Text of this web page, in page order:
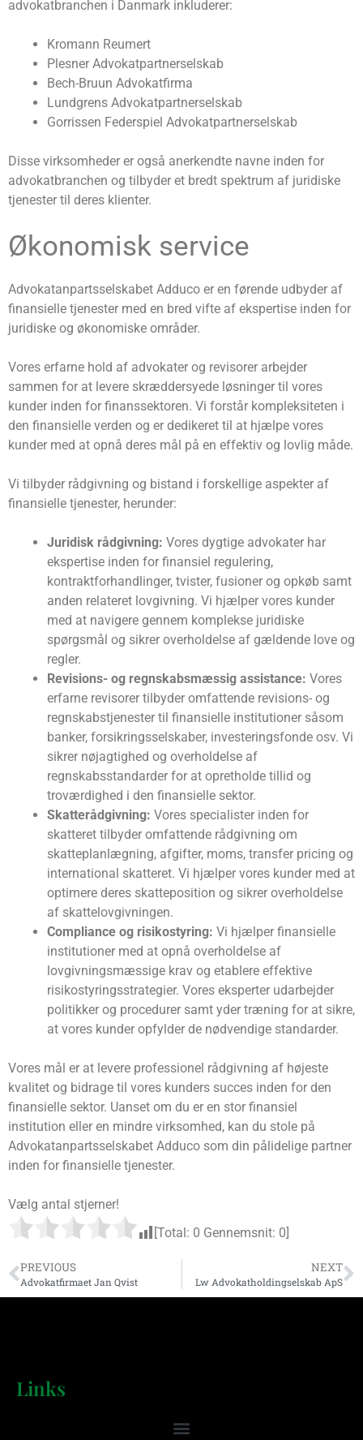
advokatbranchen i Danmark inkluderer:
Kromann Reumert
Plesner Advokatpartnerselskab
Bech-Bruun Advokatfirma
Lundgrens Advokatpartnerselskab
Gorrissen Federspiel Advokatpartnerselskab
Disse virksomheder er også anerkendte navne inden for
advokatbranchen og tilbyder et bredt spektrum af juridiske
tjenester til deres klienter.
Økonomisk service
Advokatanpartsselskabet Adduco er en førende udbyder af
finansielle tjenester med en bred vifte af ekspertise inden for
juridiske og økonomiske områder.
Vores erfarne hold af advokater og revisorer arbejder
sammen for at levere skræddersyede løsninger til vores
kunder inden for finanssektoren. Vi forstår kompleksiteten i
den finansielle verden og er dedikeret til at hjælpe vores
kunder med at opnå deres mål på en effektiv og lovlig måde.
Vi tilbyder rådgivning og bistand i forskellige aspekter af
finansielle tjenester, herunder:
Juridisk rådgivning: Vores dygtige advokater har
ekspertise inden for finansiel regulering,
kontraktforhandlinger, tvister, fusioner og opkøb samt
anden relateret lovgivning. Vi hjælper vores kunder
med at navigere gennem komplekse juridiske
spørgsmål og sikrer overholdelse af gældende love og
regler.
Revisions- og regnskabsmæssig assistance: Vores
erfarne revisorer tilbyder omfattende revisions- og
regnskabstjenester til finansielle institutioner såsom
banker, forsikringsselskaber, investeringsfonde osv. Vi
sikrer nøjagtighed og overholdelse af
regnskabsstandarder for at opretholde tillid og
troværdighed i den finansielle sektor.
Skatterådgivning: Vores specialister inden for
skatteret tilbyder omfattende rådgivning om
skatteplanlægning, afgifter, moms, transfer pricing og
international skatteret. Vi hjælper vores kunder med at
optimere deres skatteposition og sikrer overholdelse
af skattelovgivningen.
Compliance og risikostyring: Vi hjælper finansielle
institutioner med at opnå overholdelse af
lovgivningsmæssige krav og etablere effektive
risikostyringsstrategier. Vores eksperter udarbejder
politikker og procedurer samt yder træning for at sikre,
at vores kunder opfylder de nødvendige standarder.
Vores mål er at levere professionel rådgivning af højeste
kvalitet og bidrage til vores kunders succes inden for den
finansielle sektor. Uanset om du er en stor finansiel
institution eller en mindre virksomhed, kan du stole på
Advokatanpartsselskabet Adduco som din pålidelige partner
inden for finansielle tjenester.
Vælg antal stjerner!
[Total: 0 Gennemsnit: 0
PREVIOUS
Advokatfirmaet Jan Qvist
NEXT
Lw Advokatholdingselskab ApS
Links